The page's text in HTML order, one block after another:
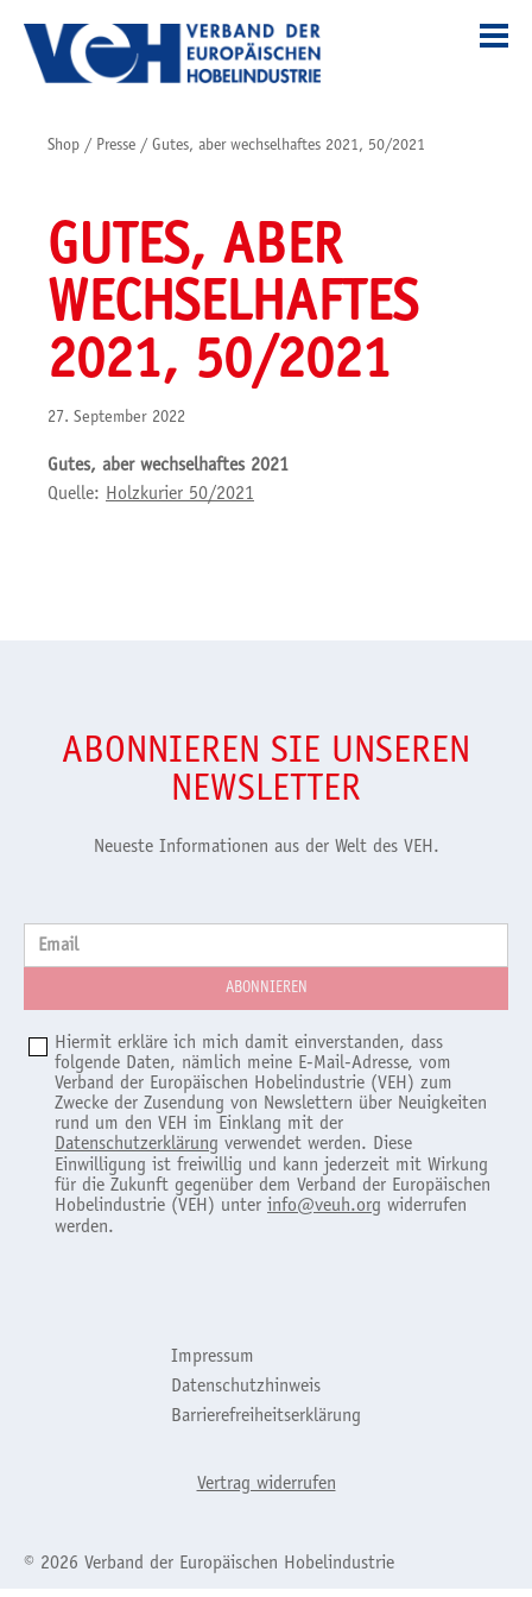
Shop / Presse / Gutes, aber wechselhaftes 2021, 50/2021
GUTES, ABER
WECHSELHAFTES
2021, 50/2021
27. September 2022
Gutes, aber wechselhaftes 2021
Quelle: Holzkurier 50/2021
ABONNIEREN SIE UNSEREN
NEWSLETTER
Neueste Informationen aus der Welt des VEH.
Email
Hiermit erkläre ich mich damit einverstanden, dass
folgende Daten, nämlich meine E-Mail-Adresse, vom
Verband der Europäischen Hobelindustrie (VEH) zum
Zwecke der Zusendung von Newslettern über Neuigkeiten
rund um den VEH im Einklang mit der
Datenschutzerklärung verwendet werden. Diese
Einwilligung ist freiwillig und kann jederzeit mit Wirkung
für die Zukunft gegenüber dem Verband der Europäischen
Hobelindustrie (VEH) unter info@veuh.org widerrufen
werden.
Impressum
Datenschutzhinweis
Barrierefreiheitserklärung
Vertrag widerrufen
© 2026 Verband der Europäischen Hobelindustrie